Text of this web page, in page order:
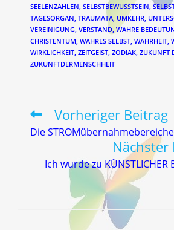
SEELENZAHLEN, SELBSTBEWUSSTSEIN,
TAGESORGAN, TRAUMATA, UMKEHR,
VEREINIGUNG, VERSTAND, WAHRE
CHRISTENTUM, WAHRES SELBST, WAHRHEIT,
WIRKLICHKEIT, ZEITGEIST, ZODIAK, ZUKUNFT
ZUKUNFTDERMENSCHHEIT
Weitere
ansehen
Vorheriger Beitrag
Die
Nächster
Ich wurde zu KÜNSTLICHER